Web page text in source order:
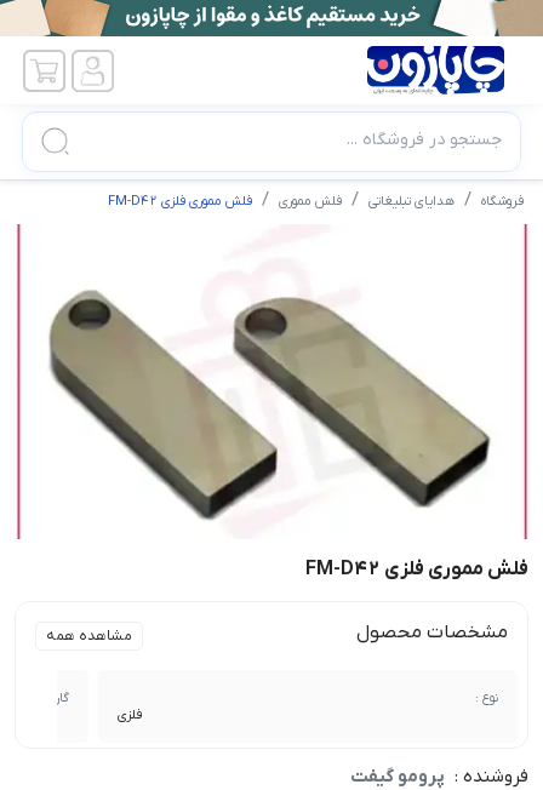
جستجو در فروشگاه ...
فروشگاه هدایای تبلیغاتی فلش مموری فلش مموری فلزی FM-D42
فلش مموری فلزی FM-D42
مشخصات محصول مشاهده همه
نوع :
فلزی
گارانتی :
فروشنده : پرومو گیفت